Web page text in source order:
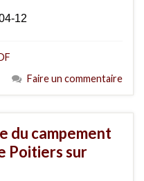
12
Faire un commentaire
du campement
Poitiers sur